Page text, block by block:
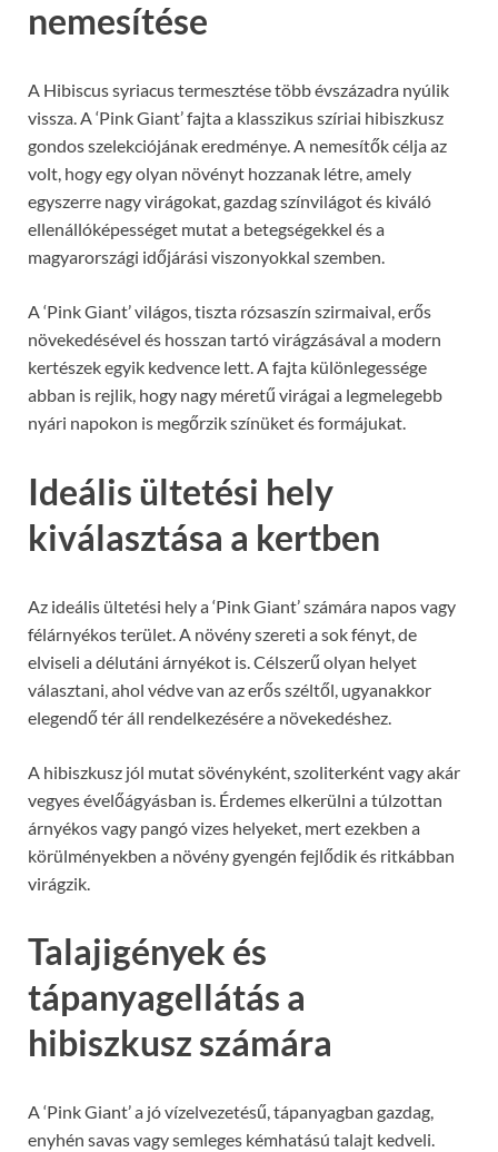
nemesítése
A Hibiscus syriacus termesztése több évszázadra nyúlik
vissza. A ‘Pink Giant’ fajta a klasszikus szíriai hibiszkusz
gondos szelekciójának eredménye. A nemesítők célja az
volt, hogy egy olyan növényt hozzanak létre, amely
egyszerre nagy virágokat, gazdag színvilágot és kiváló
ellenállóképességet mutat a betegségekkel és a
magyarországi időjárási viszonyokkal szemben.
A ‘Pink Giant’ világos, tiszta rózsaszín szirmaival, erős
növekedésével és hosszan tartó virágzásával a modern
kertészek egyik kedvence lett. A fajta különlegessége
abban is rejlik, hogy nagy méretű virágai a legmelegebb
nyári napokon is megőrzik színüket és formájukat.
Ideális ültetési hely
kiválasztása a kertben
Az ideális ültetési hely a ‘Pink Giant’ számára napos vagy
félárnyékos terület. A növény szereti a sok fényt, de
elviseli a délutáni árnyékot is. Célszerű olyan helyet
választani, ahol védve van az erős széltől, ugyanakkor
elegendő tér áll rendelkezésére a növekedéshez.
A hibiszkusz jól mutat sövényként, szoliterként vagy akár
vegyes évelőágyásban is. Érdemes elkerülni a túlzottan
árnyékos vagy pangó vizes helyeket, mert ezekben a
körülményekben a növény gyengén fejlődik és ritkábban
virágzik.
Talajigények és
tápanyagellátás a
hibiszkusz számára
A ‘Pink Giant’ a jó vízelvezetésű, tápanyagban gazdag,
enyhén savas vagy semleges kémhatású talajt kedveli.